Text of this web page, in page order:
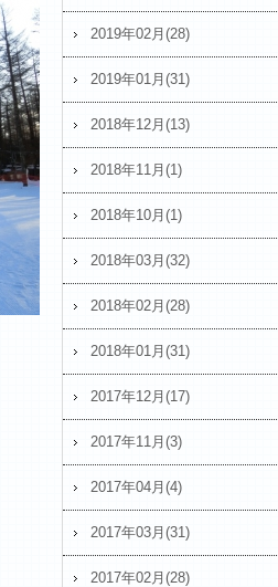
2019年02月(28)
2019年01月(31)
2018年12月(13)
2018年11月(1)
2018年10月(1)
2018年03月(32)
2018年02月(28)
2018年01月(31)
2017年12月(17)
2017年11月(3)
2017年04月(4)
2017年03月(31)
2017年02月(28)